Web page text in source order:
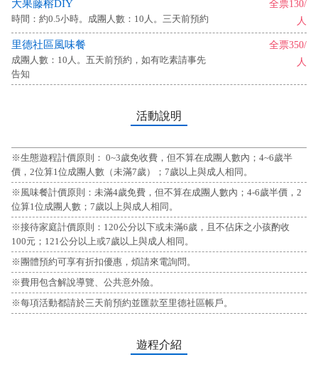
大果藤榕DIY
時間：約0.5小時。成團人數：10人。三天前預約
全票130/
人
里德社區風味餐
成團人數：10人。五天前預約，如有吃素請事先
告知
全票350/
人
活動說明
※生態遊程計價原則： 0~3歲免收費，但不算在成團人數內；4~6歲半
價，2位算1位成團人數（未滿7歲）；7歲以上與成人相同。
※風味餐計價原則：未滿4歲免費，但不算在成團人數內；4-6歲半價，2
位算1位成團人數；7歲以上與成人相同。
※接待家庭計價原則：120公分以下或未滿6歲，且不佔床之小孩酌收
100元；121公分以上或7歲以上與成人相同。
※團體預約可享有折扣優惠，煩請來電詢問。
※費用包含解說導覽、公共意外險。
※每項活動都請於三天前預約並匯款至里德社區帳戶。
遊程介紹